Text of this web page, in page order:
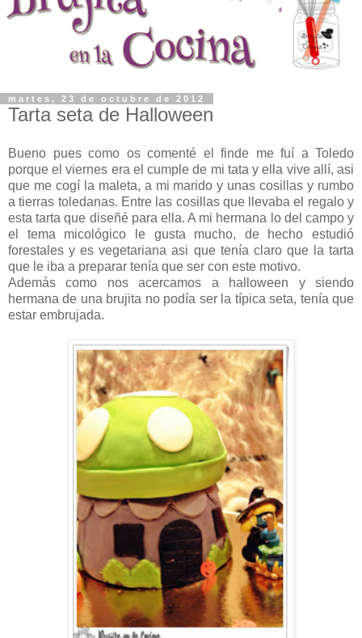
martes, 23 de octubre de 2012
Tarta seta de Halloween
Bueno pues como os comenté el finde me fuí a Toledo
porque el viernes era el cumple de mi tata y ella vive allí, asi
que me cogí la maleta, a mi marido y unas cosillas y rumbo
a tierras toledanas. Entre las cosillas que llevaba el regalo y
esta tarta que diseñé para ella. A mi hermana lo del campo y
el tema micológico le gusta mucho, de hecho estudió
forestales y es vegetariana asi que tenía claro que la tarta
que le iba a preparar tenía que ser con este motivo.
Además como nos acercamos a halloween y siendo
hermana de una brujita no podía ser la típica seta, tenía que
estar embrujada.